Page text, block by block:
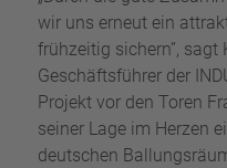
wir uns erneut ein
frühzeitig sichern”, sagt
Geschäftsführer der
Projekt vor den Toren
seiner Lage im Herzen
deutschen